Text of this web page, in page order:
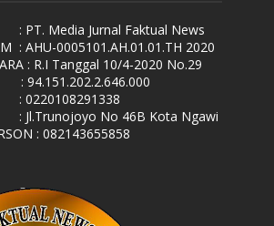
: PT. Media Jurnal Faktual News
: AHU-0005101.AH.01.01.TH 2020
: R.I Tanggal 10/4-2020 No.29
: 94.151.202.2.646.000
: 0220108291338
: Jl.Trunojoyo No 46B Kota Ngawi
: 082143655858